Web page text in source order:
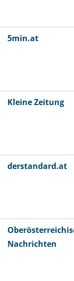
5min.at
Kleine Zeitung
derstandard.at
Nachrichten